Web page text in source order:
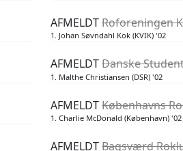
AFMELDTRoforeningen
1. Johan Søvndahl Kok (KVIK) '02
AFMELDTDanske
1. Malthe Christiansen (DSR) '02
AFMELDTKøbenhavns
1. Charlie McDonald (København) '02
AFMELDTBagsværd